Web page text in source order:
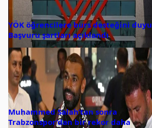
YÖK öğrencilere burs desteğini
Başvuru şartları açıklandı
Muhammed Salah’tan sonra
Trabzonspor’dan bir rekor daha